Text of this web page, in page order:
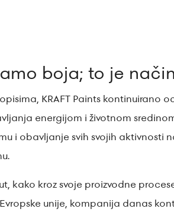
boja; to je
KRAFT Paints kontinuirano
energijom i životnom
i obavljanje svih svojih aktivnosti
kako kroz svoje proizvodne
unije, kompanija danas